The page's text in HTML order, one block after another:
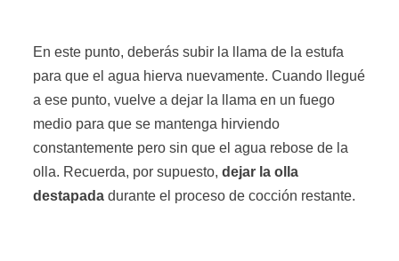
En este punto, deberás subir la llama de la estufa
para que el agua hierva nuevamente. Cuando llegué
a ese punto, vuelve a dejar la llama en un fuego
medio para que se mantenga hirviendo
constantemente pero sin que el agua rebose de la
olla. Recuerda, por supuesto, dejar la olla
destapada durante el proceso de cocción restante.